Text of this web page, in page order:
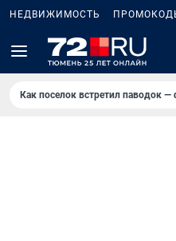
НЕДВИЖИМОСТЬ
Как поселок встретил паводок —